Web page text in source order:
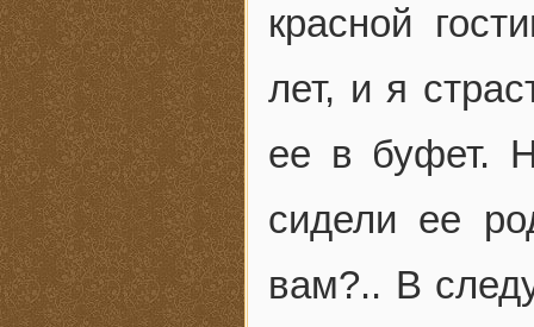
красной
лет, и я
ее в буфет.
сидели ее
вам?.. В